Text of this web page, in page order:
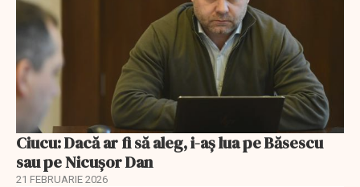
Ciucu: Dacă ar fi să aleg, i-aș lua pe Băsescu
sau pe Nicușor Dan
21 FEBRUARIE 2026